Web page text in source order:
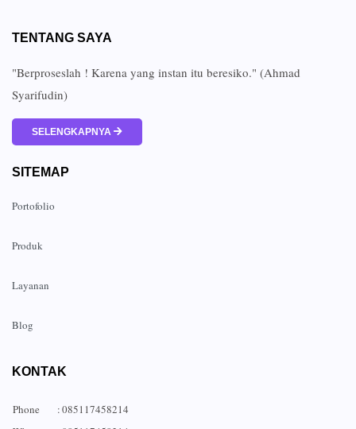
TENTANG SAYA
"Berproseslah ! Karena yang instan itu beresiko." (Ahmad
Syarifudin)
SELENGKAPNYA
SITEMAP
Portofolio
Produk
Layanan
Blog
KONTAK
Phone :085117458214